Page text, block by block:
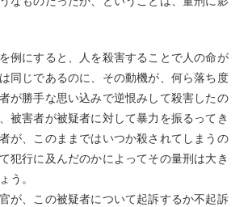
例にすると、人を殺害することで人の命が
同じであるのに、その動機が、何ら落ち度
が勝手な思い込みで逆恨みして殺害したの
被害者が被疑者に対して暴力を振るってき
が、このままではいつか殺されてしまうの
犯行に及んだのかによってその量刑は大き
う。
が、この被疑者について起訴するか不起訴